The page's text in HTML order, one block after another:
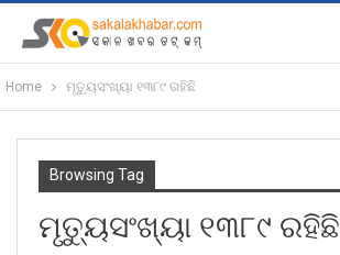
Home ମୃତ୍ୟୁସଂଖ୍ୟା ୧୩୮୯ ରହିଛି
Browsing Tag
ମୃତ୍ୟୁସଂଖ୍ୟା ୧୩୮୯ ରହିଛି